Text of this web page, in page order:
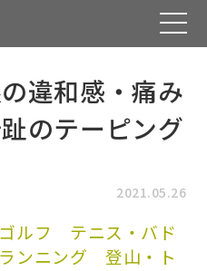
違和感・痛み
のテーピング
2021.05.26
ゴルフ
テニス・バド
ンニング
登山・ト